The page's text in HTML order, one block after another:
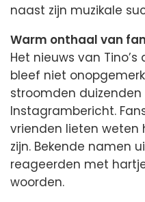
naast zijn muzikale
Warm onthaal van
Het nieuws van
bleef niet
stroomden
Instagrambericht.
vrienden lieten weten
zijn. Bekende namen
reageerden met
woorden.